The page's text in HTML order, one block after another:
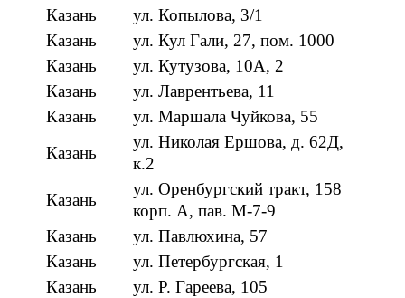
Казань
ул. Копылова, 3/1
Казань
ул. Кул Гали, 27, пом. 1000
Казань
ул. Кутузова, 10А, 2
Казань
ул. Лаврентьева, 11
Казань
ул. Маршала Чуйкова, 55
Казань
ул. Николая Ершова, д. 62Д,
к.2
Казань
ул. Оренбургский тракт, 158
корп. А, пав. М-7-9
Казань
ул. Павлюхина, 57
Казань
ул. Петербургская, 1
Казань
ул. Р. Гареева, 105